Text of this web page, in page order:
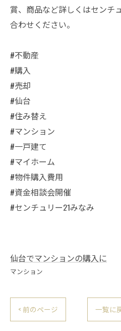
賞、商品など詳しくはセンチ
合わせください。
#不動産
#購入
#売却
#仙台
#住み替え
#マンション
#一戸建て
#マイホーム
#物件購入費用
#資金相談会開催
#センチュリー21みなみ
仙台でマンションの購入に
マンション
< 前のページ 一覧に